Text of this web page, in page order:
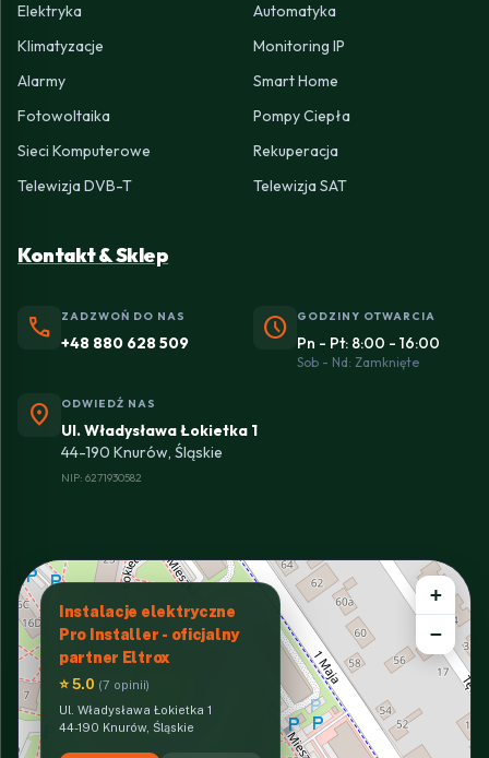
Elektryka
Automatyka
Klimatyzacje
Monitoring IP
Alarmy
Smart Home
Fotowoltaika
Pompy Ciepła
Sieci Komputerowe
Rekuperacja
Telewizja DVB-T
Telewizja SAT
Kontakt & Sklep
phone ZADZWOŃ DO NAS
+48 880 628 509 schedule GODZINY OTWARCIA
Pn - Pt: 8:00 - 16:00
Sob - Nd: Zamknięte
location_on ODWIEDŹ NAS
Ul. Władysława Łokietka 1
44-190 Knurów, Śląskie
NIP: 6271930582
Instalacje elektryczne
Pro Installer - oficjalny
partner Eltrox
⭐ 5.0 (7 opinii)
Ul. Władysława Łokietka 1
44-190 Knurów, Śląskie
+
−